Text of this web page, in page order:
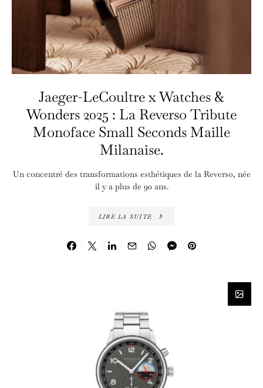
Jaeger-LeCoultre x Watches &
Wonders 2025 : La Reverso Tribute
Monoface Small Seconds Maille
Milanaise.
Un concentré des transformations esthétiques de la Reverso, née
il y a plus de 90 ans.
LIRE LA SUITE